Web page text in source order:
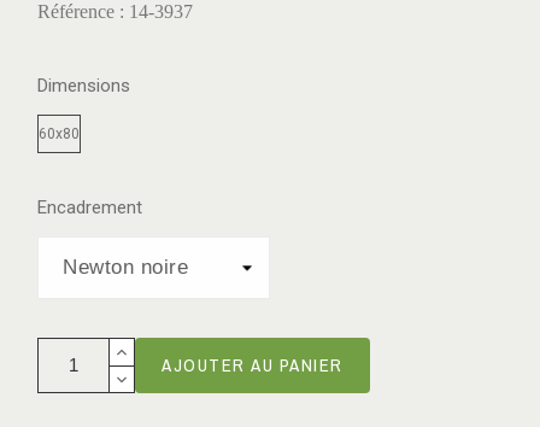
Référence : 14-3937
Dimensions
60x80
Encadrement
AJOUTER AU PANIER